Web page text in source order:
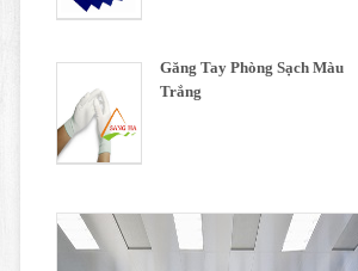
Găng Tay Phòng Sạch Màu
Trắng